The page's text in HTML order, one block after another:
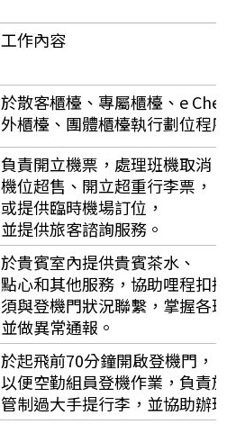
工作內容
於散客櫃檯、專屬櫃檯、e
外櫃檯、團體櫃檯執行劃位程
負責開立機票，處理班機取消
機位超售、開立超重行李票，
或提供臨時機場訂位，
並提供旅客諮詢服務。
於貴賓室內提供貴賓茶水、
點心和其他服務，協助哩程扣
須與登機門狀況聯繫，掌握各
並做異常通報。
於起飛前70分鐘開啟登機門，
以便空勤組員登機作業，負責
管制過大手提行李，並協助辦